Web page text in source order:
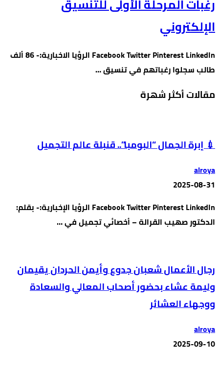
رغبات المرحلة الأولى للتنسيق
الإلكتروني
Facebook Twitter Pinterest LinkedIn الرؤيا الاخبارية:- 86 ألف
طالب سجلوا رغباتهم في تنسيق …
مقالات أكثر شهرة
💉 إبرة الجمال “البومبا”.. قنبلة عالم التجميل
alroya
2025-08-31
Facebook Twitter Pinterest LinkedIn الرؤيا الإخبارية:- بقلم:
الدكتور صهيب القرالة – أخصائي تجميل في …
رجال الأعمال شعبان جدوع وأيمن الحردان يقيمان
وليمة عشاء بحضور أصحاب المعالي والسعادة
ووجهاء العشائر
alroya
2025-09-10